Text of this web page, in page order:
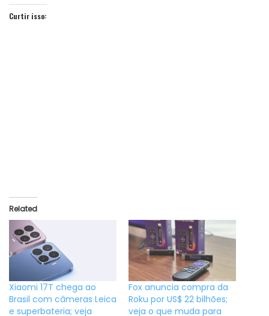
Curtir isso:
Related
Xiaomi 17T chega ao
Brasil com câmeras Leica
e superbateria; veja
Fox anuncia compra da
Roku por US$ 22 bilhões;
veja o que muda para